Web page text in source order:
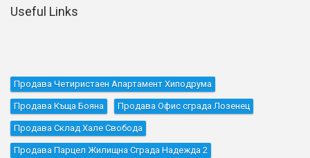
Useful Links
Продава Четиристаен Апартамент Хиподрума
Продава Къщa Бояна Продава Офис сграда Лозенец
Продава Склад Хале Свобода
Продава Парцел Жилищна Сграда Надежда 2